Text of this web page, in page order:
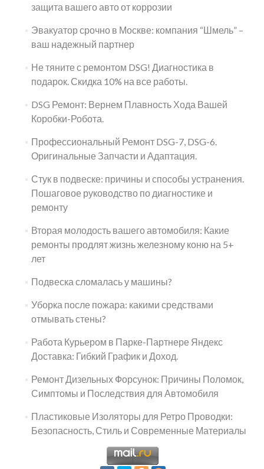
защита вашего авто от коррозии
Эвакуатор срочно в Москве: компания “Шмель” –
ваш надежный партнер
Не тяните с ремонтом DSG! Диагностика в
подарок. Скидка 10% на все работы.
DSG Ремонт: Вернем Плавность Хода Вашей
Коробки-Робота.
Профессиональный Ремонт DSG-7, DSG-6.
Оригинальные Запчасти и Адаптация.
Стук в подвеске: причины и способы устранения.
Пошаговое руководство по диагностике и
ремонту
Вторая молодость вашего автомобиля: Какие
ремонты продлят жизнь железному коню на 5+
лет
Подвеска сломалась у машины?
Уборка после пожара: какими средствами
отмывать стены?
Работа Курьером в Парке-Партнере Яндекс
Доставка: Гибкий График и Доход.
Ремонт Дизельных Форсунок: Причины Поломок,
Симптомы и Последствия для Автомобиля
Пластиковые Изоляторы для Ретро Проводки:
Безопасность, Стиль и Современные Материалы